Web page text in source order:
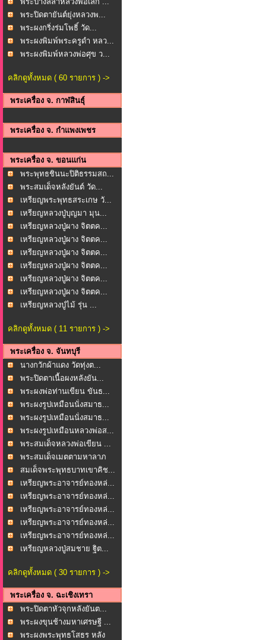
พระปิดตายันต์ยุ่งหลวงพ...
พระผงกริ่งร่มโพธิ์ วัด...
พระผงพิมพ์พระครูดำ หลว...
พระผงพิมพ์หลวงพ่อศุข ว...
คลิกดูทั้งหมด ( 60 รายการ ) ->
พระเครื่อง จ. กาฬสินธุ์
พระเครื่อง จ. กำแพงเพชร
พระเครื่อง จ. ขอนแก่น
พระพุทธชินนะปิติธรรมสถ...
พระสมเด็จหลังยันต์ วัด...
เหรียญพระพุทธสระเกษ วั...
เหรียญหลวงปู่บุญมา มุน...
เหรียญหลวงปู่ผาง จิตตค...
เหรียญหลวงปู่ผาง จิตตค...
เหรียญหลวงปู่ผาง จิตตค...
เหรียญหลวงปู่ผาง จิตตค...
เหรียญหลวงปู่ผาง จิตตค...
เหรียญหลวงปู่ผาง จิตตค...
เหรียญหลวงปู่ไม้ รุ่น ...
คลิกดูทั้งหมด ( 11 รายการ ) ->
พระเครื่อง จ. จันทบุรี
นางกวักผ้าแดง วัดทุ่งต...
พระปิดตาเนื้อผงหลังยัน...
พระผงพ่อท่านเขียน ขันธ...
พระผงรูปเหมือนนั่งสมาธ...
พระผงรูปเหมือนนั่งสมาธ...
พระผงรูปเหมือนหลวงพ่อส...
พระสมเด็จหลวงพ่อเขียน ...
พระสมเด็จเมตตามหาลาภ
ว...
สมเด็จพระพุทธบาทเขาคิช...
เหรียญพระอาจารย์ทองหล่...
เหรียญพระอาจารย์ทองหล่...
เหรียญพระอาจารย์ทองหล่...
เหรียญพระอาจารย์ทองหล่...
เหรียญพระอาจารย์ทองหล่...
เหรียญหลวงปู่สมชาย ฐิต...
คลิกดูทั้งหมด ( 30 รายการ ) ->
พระเครื่อง จ. ฉะเชิงเทรา
พระปิดตาหัวจุกหลังยันต...
พระผงขุนช้างมหาเศรษฐี ...
พระผงพระพุทธโสธร หลัง